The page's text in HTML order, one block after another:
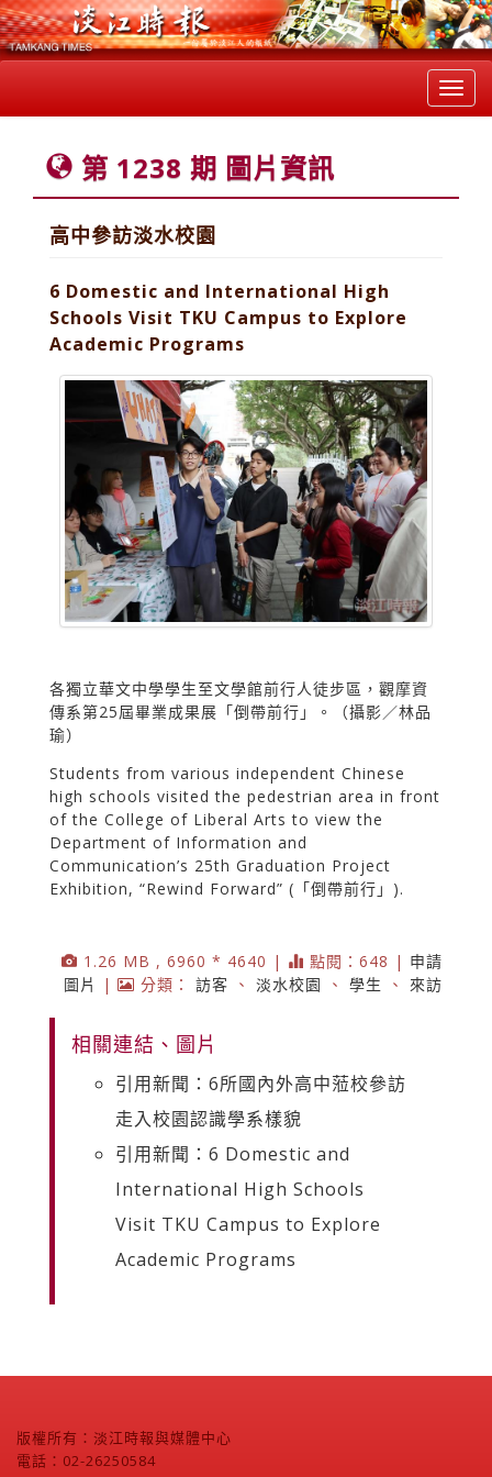
第 1238 期 圖片資訊
高中參訪淡水校園
6 Domestic and International High
Schools Visit TKU Campus to Explore
Academic Programs
各獨立華文中學學生至文學館前行人徒步區，觀摩資
傳系第25屆畢業成果展「倒帶前行」。（攝影／林品
瑜）
Students from various independent Chinese
high schools visited the pedestrian area in front
of the College of Liberal Arts to view the
Department of Information and
Communication’s 25th Graduation Project
Exhibition, “Rewind Forward” (「倒帶前行」).
1.26 MB , 6960 * 4640 | 點閱：648 | 申請
圖片
| 分類： 訪客 、 淡水校園 、 學生 、 來訪
相關連結、圖片
引用新聞：6所國內外高中蒞校參訪
走入校園認識學系樣貌
引用新聞：6 Domestic and
International High Schools
Visit TKU Campus to Explore
Academic Programs
版權所有：淡江時報與媒體中心
電話：02-26250584